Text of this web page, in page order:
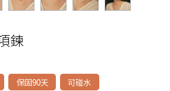
鍊
保固90天 可碰水